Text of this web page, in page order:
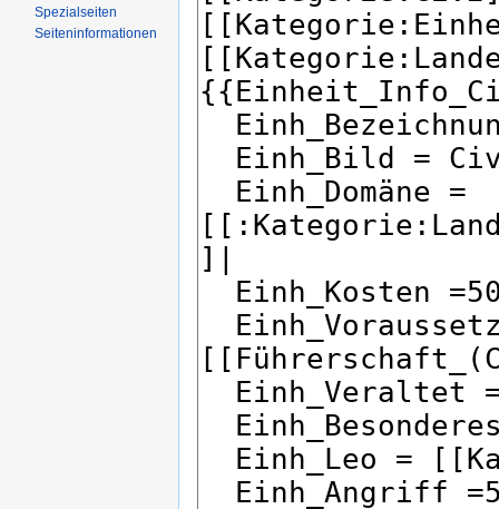
Spezialseiten
Seiten­informationen